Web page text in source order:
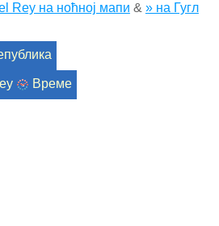
Rey на ноћној мапи & » на Гугл
Време